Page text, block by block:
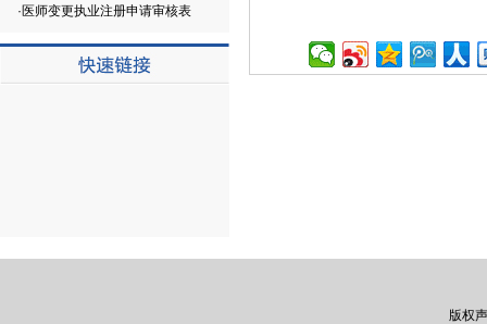
· 医师变更执业注册申请审核表
版权